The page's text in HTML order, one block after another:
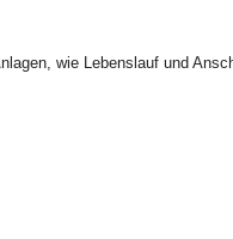
wie Lebenslauf und